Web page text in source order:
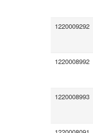
1220009292
1220008992
1220008993